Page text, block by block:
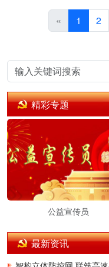
« 1 2
精彩专题
公益宣传员
最新资讯